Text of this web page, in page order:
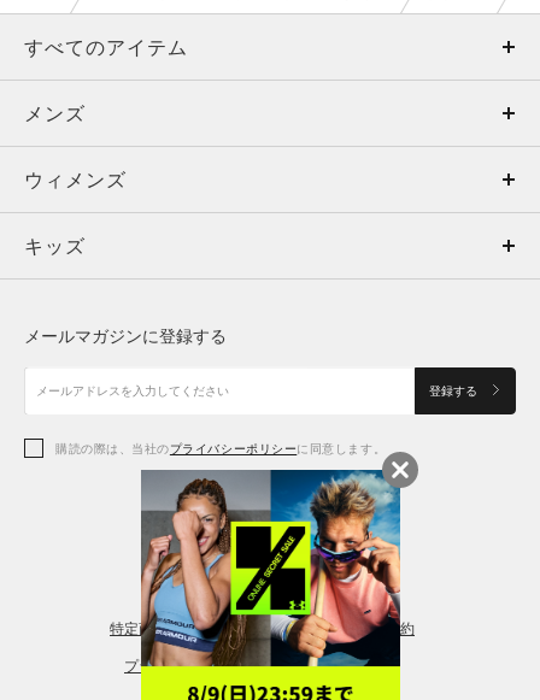
すべてのアイテム
メンズ
ウィメンズ
キッズ
アクセサリー
メンズ
トップス
ボトムス
アクセサリー
ウィメンズ
トップス
シューズ
アクセサリー
レギンス＆タイツ
キッズ
シューズ
メールマガジンに登録する
登録する
購読の際は、当社のプライバシーポリシーに同意します。
特定商取引法に基づく通販の表記 会員規約
プライバシーポリシー